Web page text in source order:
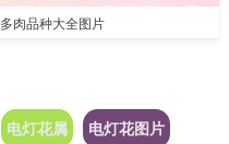
多肉品种大全图片
电灯花属 电灯花图片